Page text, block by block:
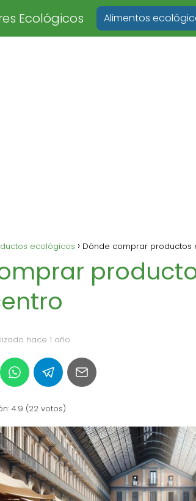
Ecológicos Alimentos
ecológicos Dónde comprar productos
hace 1 año
4.9 (22 votos)